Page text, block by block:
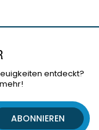
entdeckt?
ABONNIEREN